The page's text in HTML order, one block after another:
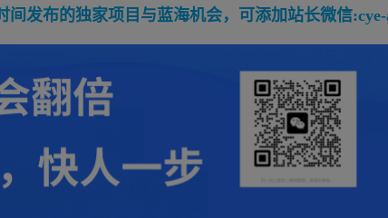
发布的独家项目与蓝海机会，可添加站长微信